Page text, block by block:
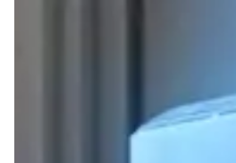
Ja, we bieden garantie op alle
diensten. De garantievoorwaarden
het product. Neem contact op voor